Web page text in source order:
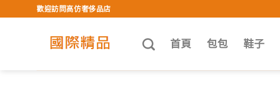
to
歡迎訪問高仿奢侈品店
首頁 包包 鞋子